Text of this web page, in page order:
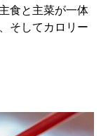
食と主菜が一体
そしてカロリー